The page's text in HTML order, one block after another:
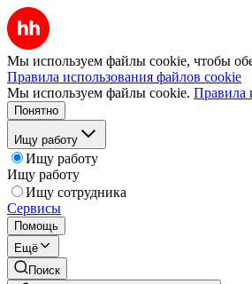
Мы используем файлы cookie, чтобы
Правила использования файлов cookie
Мы используем файлы cookie. Правила
Понятно
Ищу работу
Ищу работу
Ищу работу
Ищу сотрудника
Сервисы
Помощь
Ещё
Поиск